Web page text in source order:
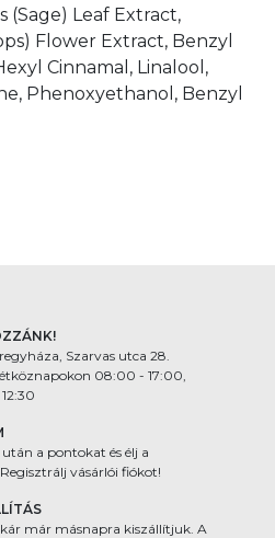
(Sage) Leaf Extract,
Flower Extract, Benzyl
Cinnamal, Linalool,
Phenoxyethanol, Benzyl
Szarvas utca 28.
08:00 - 17:00,
a pontokat és élj a
vásárlói fiókot!
már másnapra kiszállítjuk. A